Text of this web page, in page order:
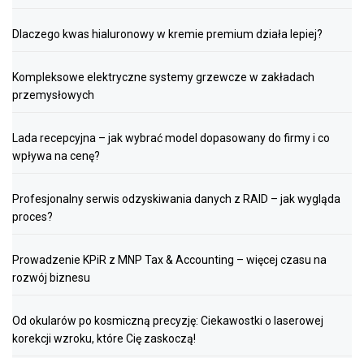
Dlaczego kwas hialuronowy w kremie premium działa lepiej?
Kompleksowe elektryczne systemy grzewcze w zakładach
przemysłowych
Lada recepcyjna – jak wybrać model dopasowany do firmy i co
wpływa na cenę?
Profesjonalny serwis odzyskiwania danych z RAID – jak wygląda
proces?
Prowadzenie KPiR z MNP Tax & Accounting – więcej czasu na
rozwój biznesu
Od okularów po kosmiczną precyzję: Ciekawostki o laserowej
korekcji wzroku, które Cię zaskoczą!